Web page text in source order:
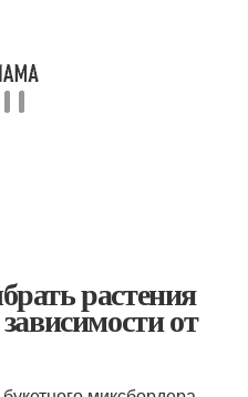
растения
от